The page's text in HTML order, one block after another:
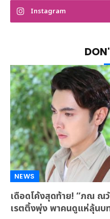
Instagram
NEWS
เดือดโค้งสุดท้าย! “ภณ ณ
เรตติ้งพุ่ง พาคนดูแห่ลุ้นบ